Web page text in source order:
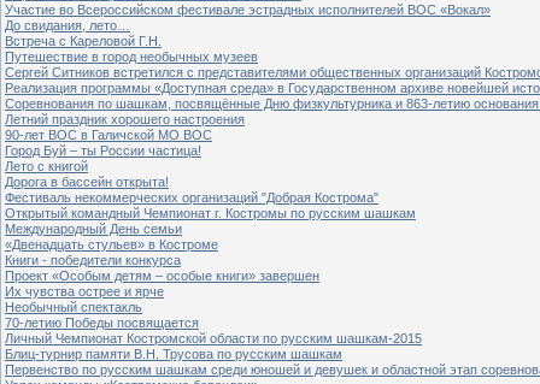
Участие во Всероссийском фестивале эстрадных исполнителей ВОС «Вокал»
До свидания, лето…
Встреча с Кареловой Г.Н.
Путешествие в город необычных музеев
Сергей Ситников встретился с представителями общественных организаций
Реализация программы «Доступная среда» в Государственном архиве новейшей
Соревнования по шашкам, посвящённые Дню физкультурника и 863-летию основания
Летний праздник хорошего настроения
90-лет ВОС в Галичской МО ВОС
Город Буй – ты России частица!
Лето с книгой
Дорога в бассейн открыта!
Фестиваль некоммерческих организаций "Добрая Кострома"
Открытый командный Чемпионат г. Костромы по русским шашкам
Международный День семьи
«Двенадцать стульев» в Костроме
Книги - победители конкурса
Проект «Особым детям – особые книги» завершен
Их чувства острее и ярче
Необычный спектакль
70-летию Победы посвящается
Личный Чемпионат Костромской области по русским шашкам-2015
Блиц-турнир памяти В.Н. Трусова по русским шашкам
Первенство по русским шашкам среди юношей и девушек и областной этап